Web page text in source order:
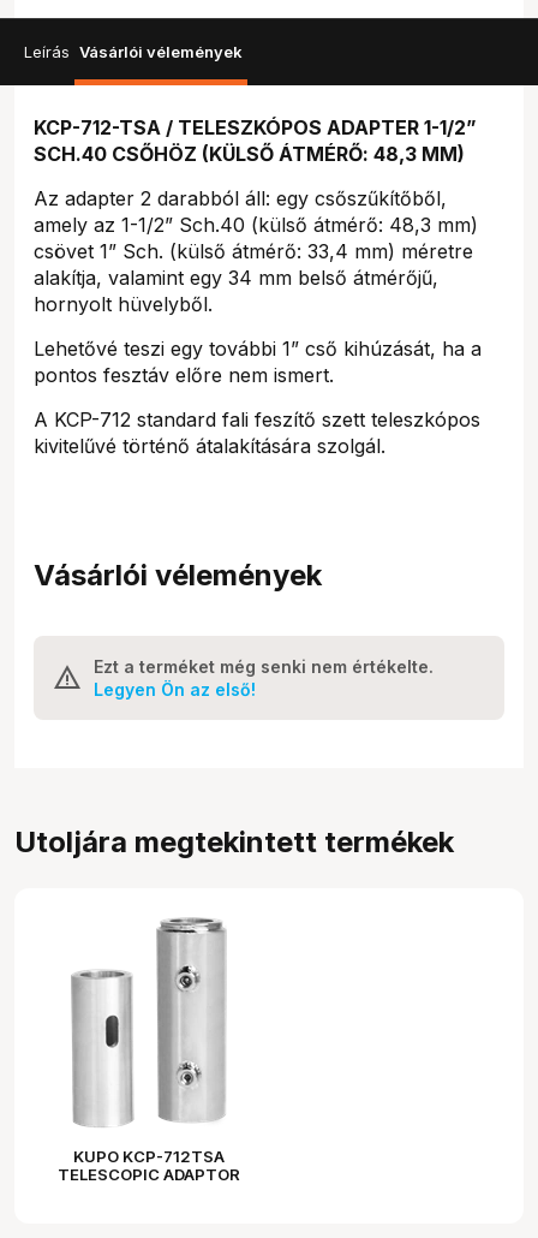
Leírás Vásárlói vélemények
KCP-712-TSA / TELESZKÓPOS ADAPTER 1-1/2”
SCH.40 CSŐHÖZ (KÜLSŐ ÁTMÉRŐ: 48,3 MM)
Az adapter 2 darabból áll: egy csőszűkítőből,
amely az 1-1/2” Sch.40 (külső átmérő: 48,3 mm)
csövet 1” Sch. (külső átmérő: 33,4 mm) méretre
alakítja, valamint egy 34 mm belső átmérőjű,
hornyolt hüvelyből.
Lehetővé teszi egy további 1” cső kihúzását, ha a
pontos fesztáv előre nem ismert.
A KCP-712 standard fali feszítő szett teleszkópos
kivitelűvé történő átalakítására szolgál.
Vásárlói vélemények
Ezt a terméket még senki nem értékelte.
Legyen Ön az első!
Utoljára megtekintett termékek
KUPO KCP-712TSA
TELESCOPIC ADAPTOR